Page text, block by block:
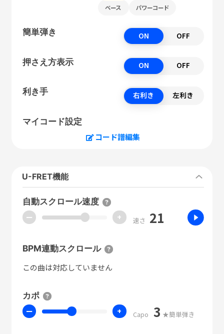
ベース パワーコード
簡単弾き ON OFF
押さえ方表示 ON OFF
利き手 右利き 左利き
マイコード設定
コード譜編集
U-FRET機能
自動スクロール速度
ー + 速さ 21
BPM連動スクロール
この曲は対応していません
カポ
ー + Capo 3 ★簡単弾き